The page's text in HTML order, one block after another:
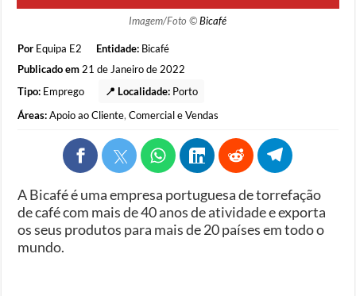
Imagem/Foto ©Bicafé
Por Equipa E2 Entidade: Bicafé
Publicado em 21 de Janeiro de 2022
Tipo: Emprego 📍 Localidade: Porto
Áreas: Apoio ao Cliente,Comercial e Vendas
A Bicafé é uma empresa portuguesa de torrefação
de café com mais de 40 anos de atividade e exporta
os seus produtos para mais de 20 países em todo o
mundo.